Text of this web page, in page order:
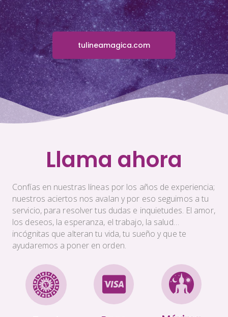
tulineamagica.com
Llama ahora
Confías en nuestras líneas por los años de experiencia;
nuestros aciertos nos avalan y por eso seguimos a tu
servicio, para resolver tus dudas e inquietudes. El amor,
los deseos, la esperanza, el trabajo, la salud…
incógnitas que alteran tu vida, tu sueño y que te
ayudaremos a poner en orden.